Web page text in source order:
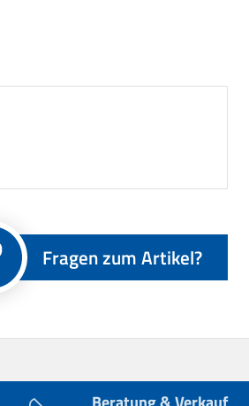
Fragen zum Artikel?